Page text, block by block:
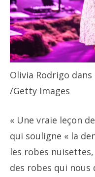
Olivia Rodrigo
/Getty Images
« Une vraie leçon
qui souligne « la
les robes
des robes qui